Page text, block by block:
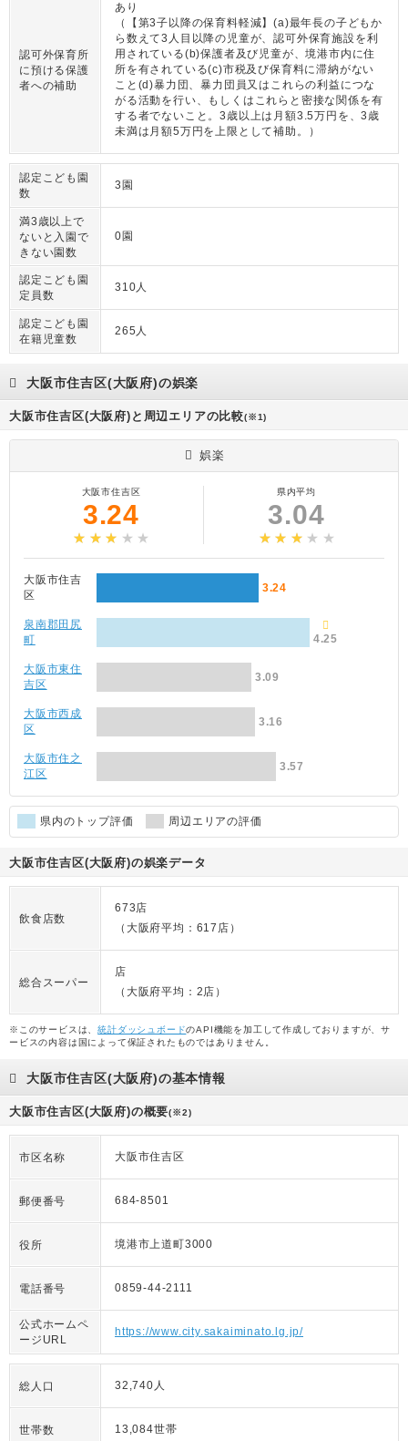
認可外保育所
に預ける保護
者への補助
あり
（【第3子以降の保育料軽減】(a)最年長の子どもか
ら数えて3人目以降の児童が、認可外保育施設を利
用されている(b)保護者及び児童が、境港市内に住
所を有されている(c)市税及び保育料に滞納がない
こと(d)暴力団、暴力団員又はこれらの利益につな
がる活動を行い、もしくはこれらと密接な関係を有
する者でないこと。3歳以上は月額3.5万円を、3歳
未満は月額5万円を上限として補助。）
認定こども園
数
3園
満3歳以上で
ないと入園で
きない園数
0園
認定こども園
定員数
310人
認定こども園
在籍児童数
265人
大阪市住吉区(大阪府)の娯楽
大阪市住吉区(大阪府)と周辺エリアの比較(※1)
娯楽
大阪市住吉区
3.24
県内平均
3.04
大阪市住吉
区
3.24
泉南郡田尻
町
4.25
大阪市東住
吉区
3.09
大阪市西成
区
3.16
大阪市住之
江区
3.57
県内のトップ評価 周辺エリアの評価
大阪市住吉区(大阪府)の娯楽データ
飲食店数
673店
（大阪府平均：617店）
総合スーパー
店
（大阪府平均：2店）
※このサービスは、統計ダッシュボードのAPI機能を加工して作成しておりますが、サ
ービスの内容は国によって保証されたものではありません。
大阪市住吉区(大阪府)の基本情報
大阪市住吉区(大阪府)の概要(※2)
市区名称 大阪市住吉区
郵便番号 684-8501
役所 境港市上道町3000
電話番号 0859-44-2111
公式ホームペ
ージURL
https://www.city.sakaiminato.lg.jp/
総人口 32,740人
世帯数 13,084世帯